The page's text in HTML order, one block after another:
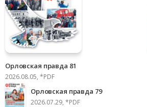
Орловская правда 81
2026.08.05, *PDF
Орловская правда 79
2026.07.29, *PDF